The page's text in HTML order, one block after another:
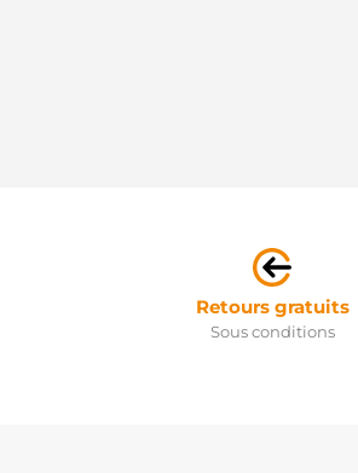
Retours gratuits
Sous conditions